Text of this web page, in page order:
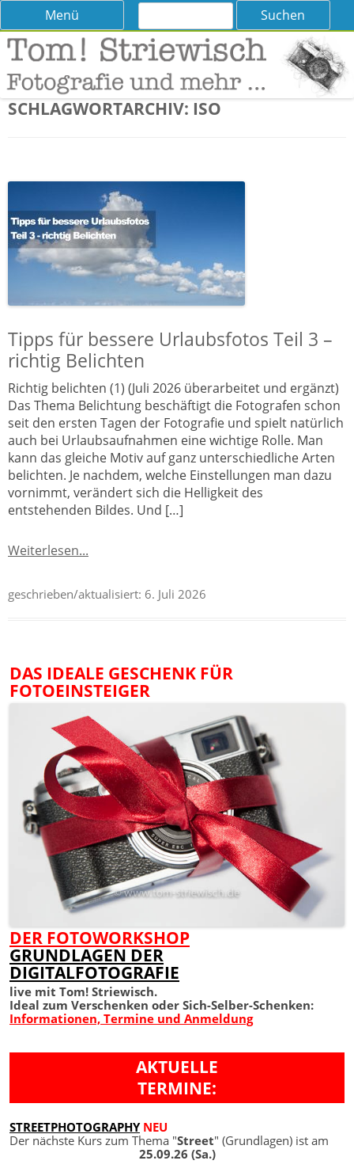
Tom! Striewisch – Fotografieren
lernen
Tipps und Tricks und Meinungen zur Fotografie
Menü
Skip
content
Suchen
SCHLAGWORTARCHIV: ISO
Tipps für bessere Urlaubsfotos Teil 3 –
richtig Belichten
Richtig belichten (1) (Juli 2026 überarbeitet und ergänzt)
Das Thema Belichtung beschäftigt die Fotografen schon
seit den ersten Tagen der Fotografie und spielt natürlich
auch bei Urlaubsaufnahmen eine wichtige Rolle. Man
kann das gleiche Motiv auf ganz unterschiedliche Arten
belichten. Je nachdem, welche Einstellungen man dazu
vornimmt, verändert sich die Helligkeit des
entstehenden Bildes. Und […]
Weiterlesen...
geschrieben/aktualisiert: 6. Juli 2026
DAS IDEALE GESCHENK FÜR
FOTOEINSTEIGER
DER FOTOWORKSHOP
GRUNDLAGEN DER
DIGITALFOTOGRAFIE
live mit Tom! Striewisch.
Ideal zum Verschenken oder Sich-Selber-Schenken:
Informationen, Termine und Anmeldung
AKTUELLE
TERMINE:
STREETPHOTOGRAPHY NEU
Der nächste Kurs zum Thema "Street" (Grundlagen) ist am
25.09.26 (Sa.)